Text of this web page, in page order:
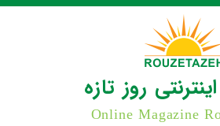
روز تازه
Online Magazine